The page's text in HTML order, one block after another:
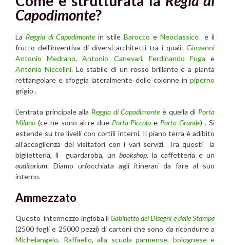
Capodimonte?
La Reggia di Capodimontein stile Barocco e Neoclassico è il
frutto dell’inventiva di diversi architetti tra i quali: Giovanni
Antonio Medrano,Antonio Canevari, Ferdinando Fuga e
Antonio Niccolini. Lo stabile di un rosso brillante è a pianta
rettangolare e sfoggia lateralmente delle colonne in piperno
grigio .
L’entrata principale alla Reggia di Capodimonteè quella di Porta
Milano (ce ne sono altre due Porta Piccola e Porta Grande) . Si
estende su tre livelli con cortili interni. Il piano terra è adibito
all’accoglienza dei visitatori con i vari servizi. Tra questi la
biglietteria, il guardaroba, un bookshop, la caffetteria e un
auditorium. Diamo un’occhiata agli itinerari da fare al suo
interno.
Ammezzato
Questo intermezzo ingloba il Gabinetto dei Disegni e delle Stampe
(2500 fogli e 25000 pezzi) di cartoni che sono da ricondurre a
Michelangelo, Raffaello, alla scuola parmense, bolognese e